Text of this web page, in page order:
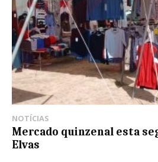
NOTÍCIAS
Mercado quinzenal esta
Elvas